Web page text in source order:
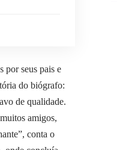
por seus pais e
do biógrafo:
de qualidade.
amigos,
conta o